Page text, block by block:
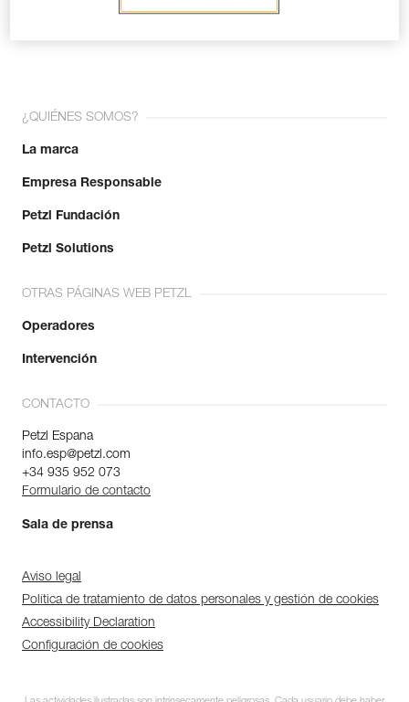
¡Únete a la comunidad!
¿QUIÉNES SOMOS?
La marca
Empresa Responsable
Petzl Fundación
Petzl Solutions
OTRAS PÁGINAS WEB PETZL
Operadores
Intervención
CONTACTO
Petzl Espana
info.esp@petzl.com
+34 935 952 073
Formulario de contacto
Sala de prensa
Aviso legal
Política de tratamiento de datos personales y gestión de cookies
Accessibility Declaration
Configuración de cookies